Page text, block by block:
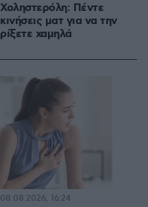
Χοληστερόλη: Πέντε
κινήσεις ματ για να την
ρίξετε χαμηλά
08.08.2026, 16:24